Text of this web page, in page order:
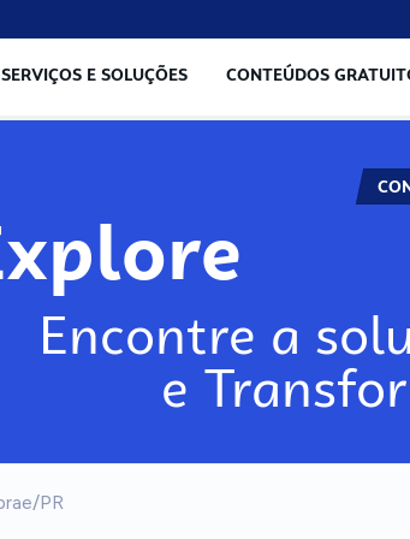
SERVIÇOS E SOLUÇÕES CONTEÚDOS
Explore
Encontre a
e